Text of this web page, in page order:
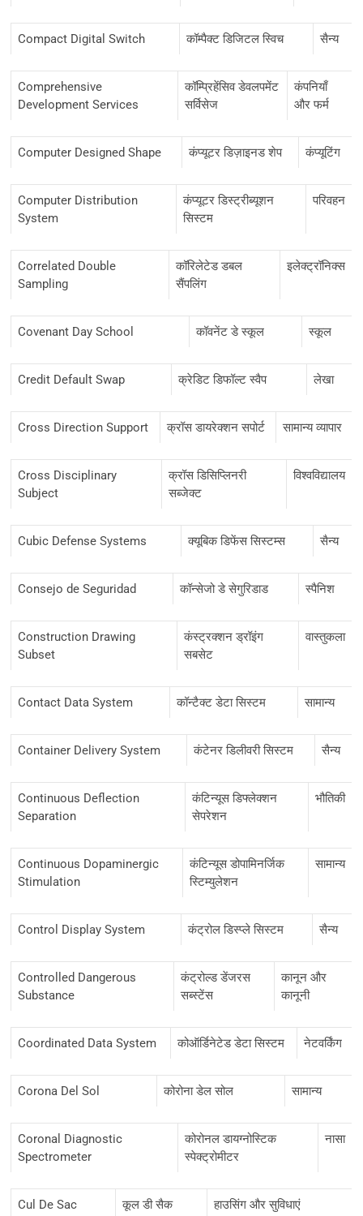
Compact Digital Switch कॉम्पैक्ट डिजिटल स्विच सैन्य
Comprehensive
Development Services
कॉम्प्रिहेंसिव डेवलपमेंट
सर्विसेज
कंपनियाँ
और फर्म
Computer Designed Shape कंप्यूटर डिज़ाइनड शेप कंप्यूटिंग
Computer Distribution
System
कंप्यूटर डिस्ट्रीब्यूशन
सिस्टम
परिवहन
Correlated Double
Sampling
कॉरिलेटेड डबल
सैंपलिंग
इलेक्ट्रॉनिक्स
Covenant Day School कॉवनेंट डे स्कूल स्कूल
Credit Default Swap क्रेडिट डिफॉल्ट स्वैप लेखा
Cross Direction Support क्रॉस डायरेक्शन सपोर्ट सामान्य व्यापार
Cross Disciplinary
Subject
क्रॉस डिसिप्लिनरी
सब्जेक्ट
विश्वविद्यालय
Cubic Defense Systems क्यूबिक डिफेंस सिस्टम्स सैन्य
Consejo de Seguridad कॉन्सेजो डे सेगुरिडाड स्पैनिश
Construction Drawing
Subset
कंस्ट्रक्शन ड्रॉइंग
सबसेट
वास्तुकला
Contact Data System कॉन्टैक्ट डेटा सिस्टम सामान्य
Container Delivery System कंटेनर डिलीवरी सिस्टम सैन्य
Continuous Deflection
Separation
कंटिन्यूस डिफ्लेक्शन
सेपरेशन
भौतिकी
Continuous Dopaminergic
Stimulation
कंटिन्यूस डोपामिनर्जिक
स्टिम्युलेशन
सामान्य
Control Display System कंट्रोल डिस्प्ले सिस्टम सैन्य
Controlled Dangerous
Substance
कंट्रोल्ड डेंजरस
सब्स्टेंस
कानून और
कानूनी
Coordinated Data System कोऑर्डिनेटेड डेटा सिस्टम नेटवर्किंग
Corona Del Sol कोरोना डेल सोल सामान्य
Coronal Diagnostic
Spectrometer
कोरोनल डायग्नोस्टिक
स्पेक्ट्रोमीटर
नासा
Cul De Sac कूल डी सैक हाउसिंग और सुविधाएं